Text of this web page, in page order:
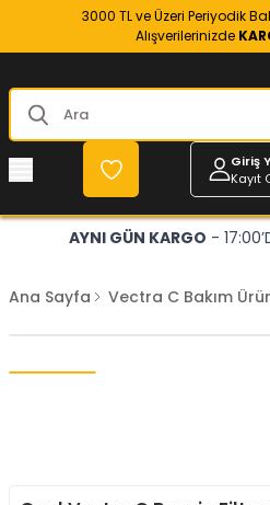
3000 TL ve Üzeri Periyodik
Alışverilerinizde
Giriş
Kayıt
AYNI GÜN KARGO -
Ana Sayfa Vectra C Bakım